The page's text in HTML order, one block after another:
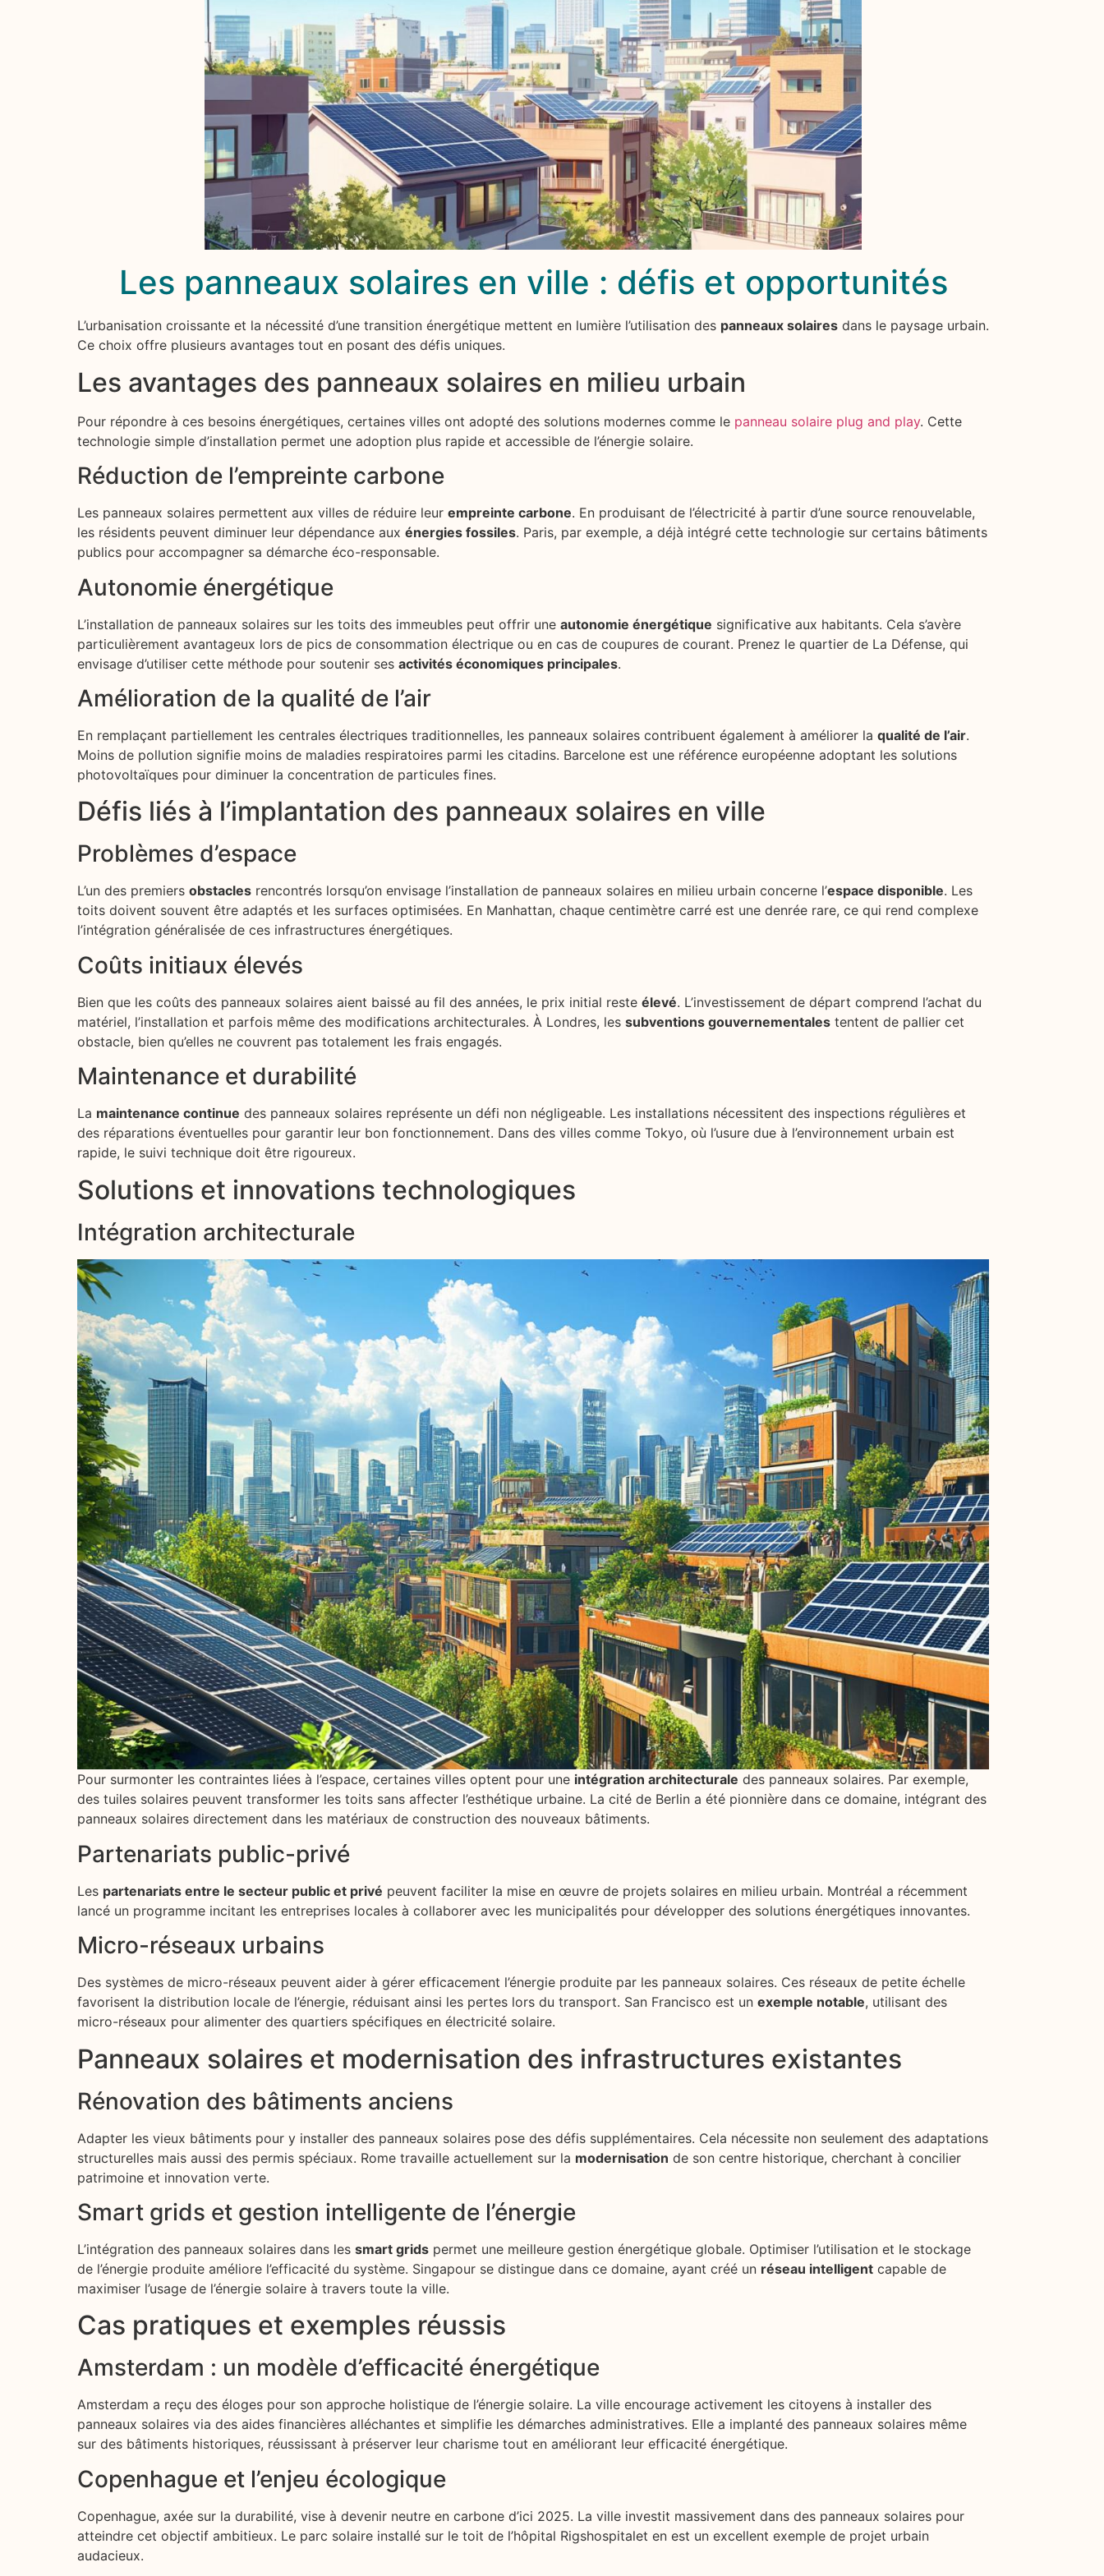
Les panneaux solaires en ville : défis et opportunités
L’urbanisation croissante et la nécessité d’une transition énergétique mettent en lumière l’utilisation des panneaux solaires dans le paysage urbain.
Ce choix offre plusieurs avantages tout en posant des défis uniques.
Les avantages des panneaux solaires en milieu urbain
Pour répondre à ces besoins énergétiques, certaines villes ont adopté des solutions modernes comme le panneau solaire plug and play. Cette
technologie simple d’installation permet une adoption plus rapide et accessible de l’énergie solaire.
Réduction de l’empreinte carbone
Les panneaux solaires permettent aux villes de réduire leurempreinte carbone. En produisant de l’électricité à partir d’une source renouvelable,
les résidents peuvent diminuer leur dépendance auxénergies fossiles. Paris, par exemple, a déjà intégré cette technologie sur certains bâtiments
publics pour accompagner sa démarche éco-responsable.
Autonomie énergétique
L’installation de panneaux solaires sur les toits des immeubles peut offrir uneautonomie énergétique significative aux habitants. Cela s’avère
particulièrement avantageux lors de pics de consommation électrique ou en cas de coupures de courant. Prenez le quartier de La Défense, qui
envisage d’utiliser cette méthode pour soutenir sesactivités économiques principales.
Amélioration de la qualité de l’air
En remplaçant partiellement les centrales électriques traditionnelles, les panneaux solaires contribuent également à améliorer laqualité de l’air.
Moins de pollution signifie moins de maladies respiratoires parmi les citadins. Barcelone est une référence européenne adoptant les solutions
photovoltaïques pour diminuer la concentration de particules fines.
Défis liés à l’implantation des panneaux solaires en ville
Problèmes d’espace
L’un des premiersobstacles rencontrés lorsqu’on envisage l’installation de panneaux solaires en milieu urbain concerne l’espace disponible. Les
toits doivent souvent être adaptés et les surfaces optimisées. En Manhattan, chaque centimètre carré est une denrée rare, ce qui rend complexe
l’intégration généralisée de ces infrastructures énergétiques.
Coûts initiaux élevés
Bien que les coûts des panneaux solaires aient baissé au fil des années, le prix initial resteélevé. L’investissement de départ comprend l’achat du
matériel, l’installation et parfois même des modifications architecturales. À Londres, lessubventions gouvernementales tentent de pallier cet
obstacle, bien qu’elles ne couvrent pas totalement les frais engagés.
Maintenance et durabilité
La maintenance continue des panneaux solaires représente un défi non négligeable. Les installations nécessitent des inspections régulières et
des réparations éventuelles pour garantir leur bon fonctionnement. Dans des villes comme Tokyo, où l’usure due à l’environnement urbain est
rapide, le suivi technique doit être rigoureux.
Solutions et innovations technologiques
Intégration architecturale
Pour surmonter les contraintes liées à l’espace, certaines villes optent pour une intégration architecturale des panneaux solaires. Par exemple,
des tuiles solaires peuvent transformer les toits sans affecter l’esthétique urbaine. La cité de Berlin a été pionnière dans ce domaine, intégrant des
panneaux solaires directement dans les matériaux de construction des nouveaux bâtiments.
Partenariats public-privé
Les partenariats entre le secteur public et privé peuvent faciliter la mise en œuvre de projets solaires en milieu urbain. Montréal a récemment
lancé un programme incitant les entreprises locales à collaborer avec les municipalités pour développer des solutions énergétiques innovantes.
Micro-réseaux urbains
Des systèmes de micro-réseaux peuvent aider à gérer efficacement l’énergie produite par les panneaux solaires. Ces réseaux de petite échelle
favorisent la distribution locale de l’énergie, réduisant ainsi les pertes lors du transport. San Francisco est unexemple notable, utilisant des
micro-réseaux pour alimenter des quartiers spécifiques en électricité solaire.
Panneaux solaires et modernisation des infrastructures existantes
Rénovation des bâtiments anciens
Adapter les vieux bâtiments pour y installer des panneaux solaires pose des défis supplémentaires. Cela nécessite non seulement des adaptations
structurelles mais aussi des permis spéciaux. Rome travaille actuellement sur la modernisation de son centre historique, cherchant à concilier
patrimoine et innovation verte.
Smart grids et gestion intelligente de l’énergie
L’intégration des panneaux solaires dans lessmart grids permet une meilleure gestion énergétique globale. Optimiser l’utilisation et le stockage
de l’énergie produite améliore l’efficacité du système. Singapour se distingue dans ce domaine, ayant créé un réseau intelligent capable de
maximiser l’usage de l’énergie solaire à travers toute la ville.
Cas pratiques et exemples réussis
Amsterdam : un modèle d’efficacité énergétique
Amsterdam a reçu des éloges pour son approche holistique de l’énergie solaire. La ville encourage activement les citoyens à installer des
panneaux solaires via des aides financières alléchantes et simplifie les démarches administratives. Elle a implanté des panneaux solaires même
sur des bâtiments historiques, réussissant à préserver leur charisme tout en améliorant leur efficacité énergétique.
Copenhague et l’enjeu écologique
Copenhague, axée sur la durabilité, vise à devenir neutre en carbone d’ici 2025. La ville investit massivement dans des panneaux solaires pour
atteindre cet objectif ambitieux. Le parc solaire installé sur le toit de l’hôpital Rigshospitalet en est un excellent exemple de projet urbain
audacieux.